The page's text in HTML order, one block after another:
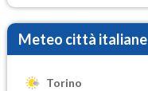
Meteo città italiane
Torino